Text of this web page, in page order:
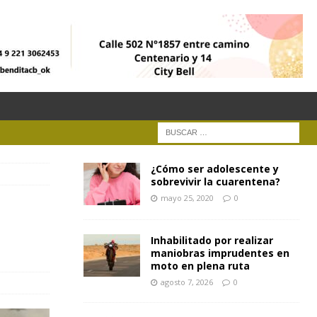
¿Cómo ser adolescente y
sobrevivir la cuarentena?
mayo 25, 2020 0
Inhabilitado por realizar
maniobras imprudentes en
moto en plena ruta
agosto 7, 2026 0